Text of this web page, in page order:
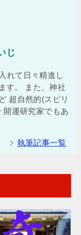
じ
れて日々精進し
す。 また、神社
超自然的(スピリ
開運研究家でもあ
執筆記事一覧